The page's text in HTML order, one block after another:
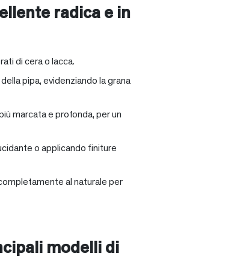
radica e in
di cera o lacca.
pipa, evidenziando la grana
marcata e profonda, per un
o applicando finiture
al naturale per
modelli di